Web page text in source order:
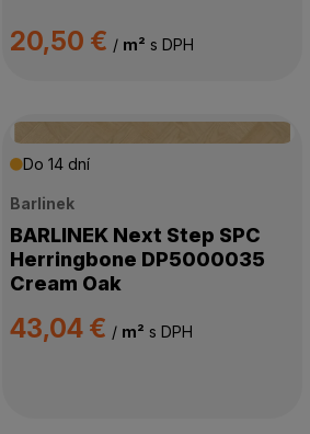
20,50 € / m² s DPH
Do 14 dní
Barlinek
BARLINEK Next Step SPC
Herringbone DP5000035
Cream Oak
43,04 € / m² s DPH